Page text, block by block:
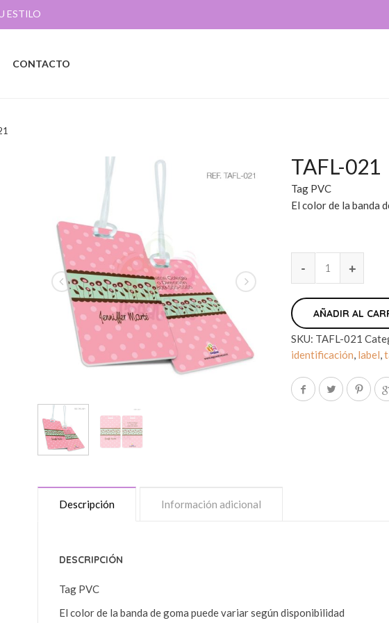
ESTILO
CONTACTO
TAFL-021
Tag PVC
El color de la banda
AÑADIR AL
SKU: TAFL-021
identificación, label,
Descripción Información adicional
DESCRIPCIÓN
Tag PVC
El color de la banda de goma puede variar según disponibilidad